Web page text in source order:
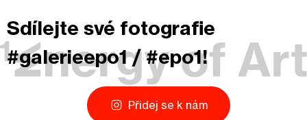
Sdílejte své fotografie
#galerieepo1 / #epo1!
Přidej se k nám